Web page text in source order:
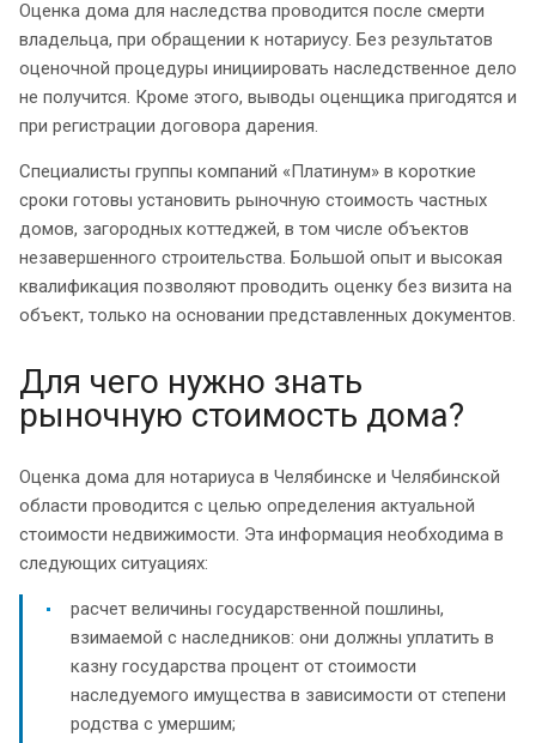
Оценка дома для наследства проводится после смерти
владельца, при обращении к нотариусу. Без результатов
оценочной процедуры инициировать наследственное дело
не получится. Кроме этого, выводы оценщика пригодятся и
при регистрации договора дарения.
Специалисты группы компаний «Платинум» в короткие
сроки готовы установить рыночную стоимость частных
домов, загородных коттеджей, в том числе объектов
незавершенного строительства. Большой опыт и высокая
квалификация позволяют проводить оценку без визита на
объект, только на основании представленных документов.
Для чего нужно знать
рыночную стоимость дома?
Оценка дома для нотариуса в Челябинске и Челябинской
области проводится с целью определения актуальной
стоимости недвижимости. Эта информация необходима в
следующих ситуациях:
расчет величины государственной пошлины,
взимаемой с наследников: они должны уплатить в
казну государства процент от стоимости
наследуемого имущества в зависимости от степени
родства с умершим;